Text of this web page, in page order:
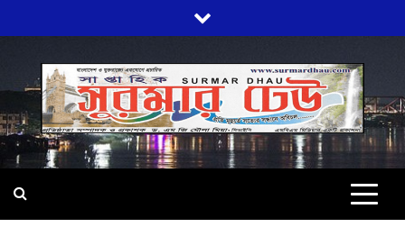
to
content
প্রতি মূহুর্তে সত্যের সন্ধানে অবিচল…